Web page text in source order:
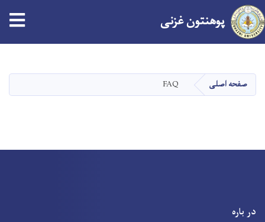
content
پوهنتونغزنی
صفحه اصلی FAQ
در باره